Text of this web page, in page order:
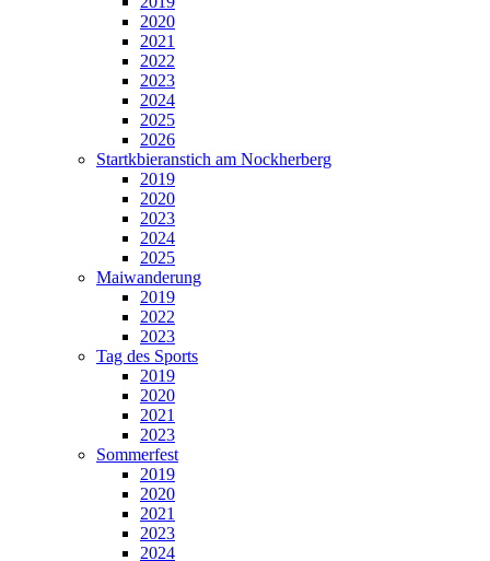
2020
2021
2022
2023
2024
2025
2026
Startkbieranstich am Nockherberg
2019
2020
2023
2024
2025
Maiwanderung
2019
2022
2023
Tag des Sports
2019
2020
2021
2023
Sommerfest
2019
2020
2021
2023
2024